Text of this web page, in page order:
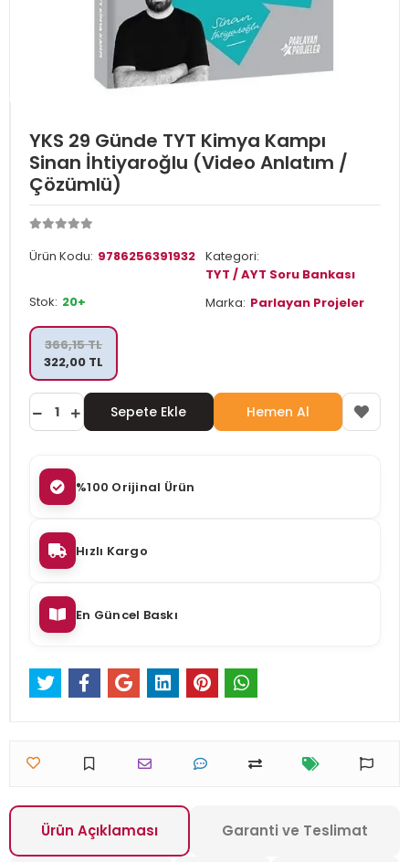
YKS 29 Günde TYT Kimya Kampı
Sinan İhtiyaroğlu (Video Anlatım /
Çözümlü)
Ürün Kodu: 9786256391932 Kategori:
TYT / AYT Soru Bankası
Stok: 20+ Marka: Parlayan Projeler
366,15 TL
322,00 TL
Sepete Ekle Hemen Al
%100 Orijinal Ürün
Hızlı Kargo
En Güncel Baskı
Ürün Açıklaması Garanti ve Teslimat